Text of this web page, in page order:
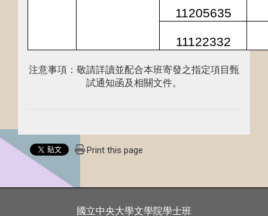
11205635
11122332
注意事項：敬請詳讀並配合本班寄發之指定項目甄
試通知函及相關文件。
Print this page
國立中央大學文學院學士班